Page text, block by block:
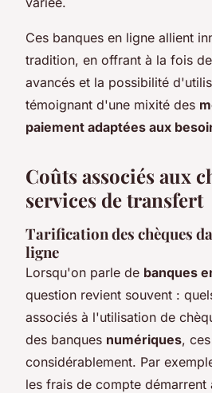
Ces banques en ligne allient
tradition, en offrant à la fois
avancés et la possibilité
témoignant d'une mixité des
paiement adaptées aux
Coûts associés aux
services de transfert
Tarification des chèques
ligne
Lorsqu'on parle de banques
question revient souvent :
associés à l'utilisation de
des banques numériques,
considérablement. Par
les frais de compte démarrent